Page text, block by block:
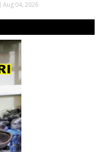
Aug 04, 2026